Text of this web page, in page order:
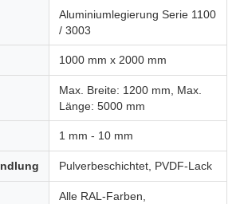
Aluminiumlegierung Serie 1100
/ 3003
1000 mm x 2000 mm
Max. Breite: 1200 mm, Max.
Länge: 5000 mm
1 mm - 10 mm
Pulverbeschichtet, PVDF-Lack
Alle RAL-Farben,